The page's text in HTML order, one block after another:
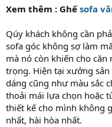
Xem thêm : Ghếsofa
Qúy khách không cần
sofa góc không sợ làm
mà nó còn khiến cho căn
trọng. Hiện tại xưởng
dáng cũng như màu sắc
thoải mái lựa chọn hoặc
thiết kế cho mình không
nhất, hài hòa nhất.